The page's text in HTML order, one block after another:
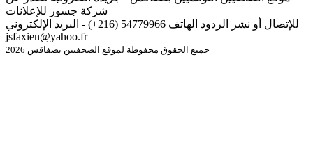
شركة جسور للإعلانات
للإتصال أو نشر الردود الهاتف 54779966 (216+) - البريد الإلكتروني
jsfaxien@yahoo.fr
جميع الحقوق محفوظة لموقع الصحفيين بصفاقس 2026